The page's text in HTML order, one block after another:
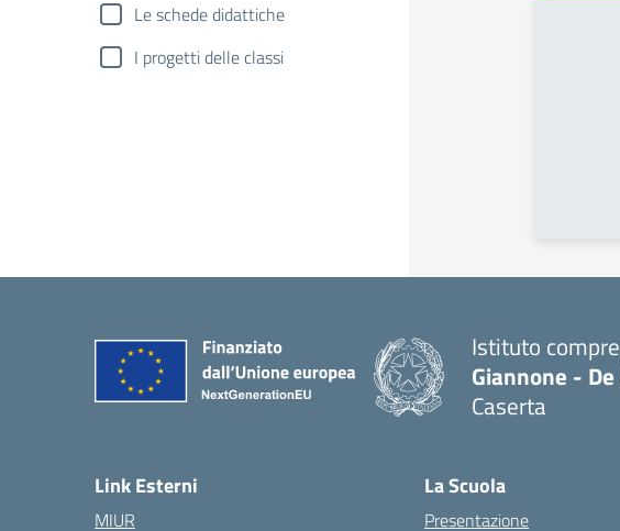
Le schede didattiche
I progetti delle classi
Istituto
Giannone -
Caserta
Link Esterni
MIUR
La Scuola
Presentazione